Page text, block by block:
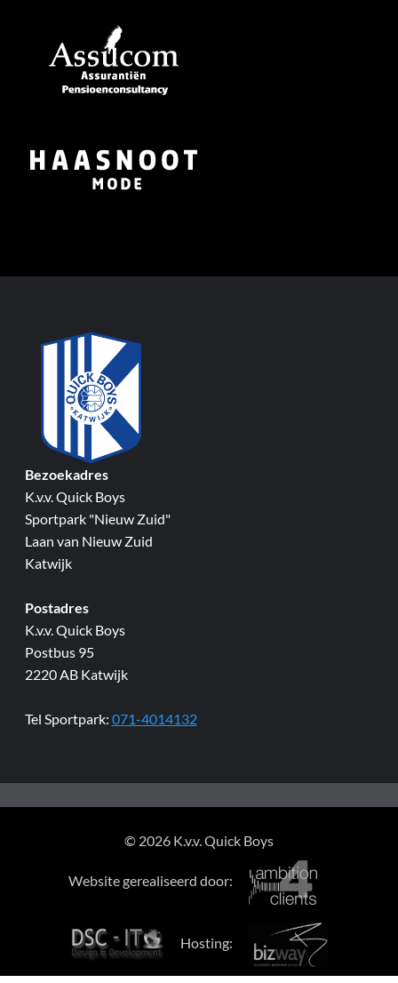
Bezoekadres
K.v.v. Quick Boys
Sportpark "Nieuw Zuid"
Laan van Nieuw Zuid
Katwijk
Postadres
K.v.v. Quick Boys
Postbus 95
2220 AB Katwijk
Tel Sportpark: 071-4014132
© 2026 K.v.v. Quick Boys
Website gerealiseerd door:
Hosting: